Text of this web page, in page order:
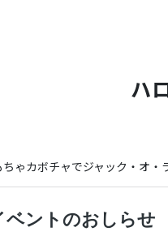
ハ
ゃカボチャでジャック・オ・